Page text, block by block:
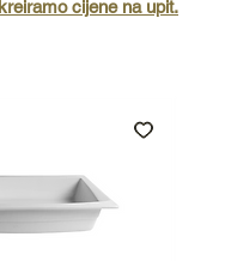
cijene na upit.